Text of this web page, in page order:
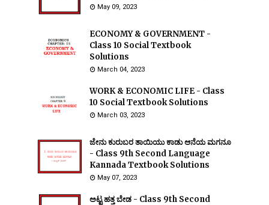
May 09, 2023
ECONOMY & GOVERNMENT -
Class 10 Social Textbook
Solutions
March 04, 2023
WORK & ECONOMIC LIFE - Class
10 Social Textbook Solutions
March 03, 2023
ಜೇನು ಕುರುಬರ ತಾಯಿಯು ಕಾಡು ಆನೆಯ ಮಗನೂ
- Class 9th Second Language
Kannada Textbook Solutions
May 07, 2023
ಅಟ್ಟ ಹತ್ತ ಬೇಡ - Class 9th Second